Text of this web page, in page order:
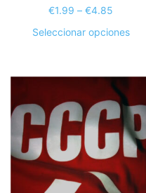
€1.99 – €4.85
€4.85
Seleccionar opcionesEste
Las
se